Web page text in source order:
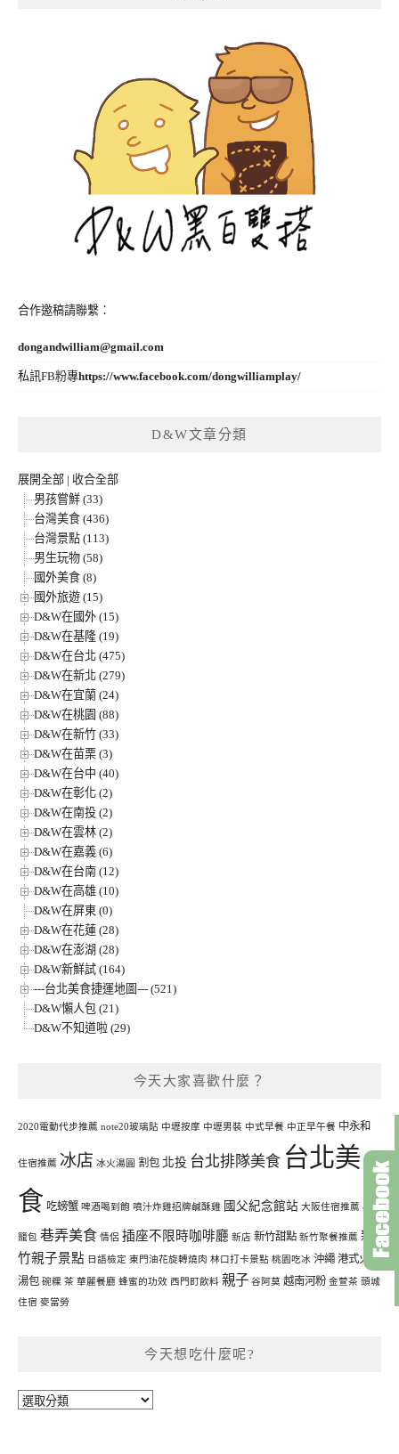
合作邀稿請聯繫：
dongandwilliam@gmail.com
私訊FB粉專https://www.facebook.com/dongwilliamplay/
D&W文章分類
展開全部 | 收合全部
男孩嘗鮮 (33)
台灣美食 (436)
台灣景點 (113)
男生玩物 (58)
國外美食 (8)
國外旅遊 (15)
D&W在國外 (15)
D&W在基隆 (19)
D&W在台北 (475)
D&W在新北 (279)
D&W在宜蘭 (24)
D&W在桃園 (88)
D&W在新竹 (33)
D&W在苗栗 (3)
D&W在台中 (40)
D&W在彰化 (2)
D&W在南投 (2)
D&W在雲林 (2)
D&W在嘉義 (6)
D&W在台南 (12)
D&W在高雄 (10)
D&W在屏東 (0)
D&W在花蓮 (28)
D&W在澎湖 (28)
D&W新鮮試 (164)
---台北美食捷運地圖--- (521)
D&W懶人包 (21)
D&W不知道啦 (29)
今天大家喜歡什麼？
2020電動代步推薦 note20玻璃貼 中壢按摩 中壢男裝 中式早餐 中正早午餐 中永和
住宿推薦 冰店 冰火湯圓 割包 北投 台北排隊美食 台北美
食 吃螃蟹 啤酒喝到飽 噴汁炸雞招牌鹹酥雞 國父紀念館站 大阪住宿推薦 小
籠包 巷弄美食 情侶 插座不限時咖啡廳 新店 新竹甜點 新竹聚餐推薦 新
竹親子景點 日語檢定 東門油花旋轉燒肉 林口打卡景點 桃園吃冰 沖繩 港式火鍋
湯包 碗粿 茶 華麗餐廳 蜂蜜的功效 西門町飲料 親子 谷阿莫 越南河粉 金萱茶 頭城
住宿 麥當勞
今天想吃什麼呢?
今